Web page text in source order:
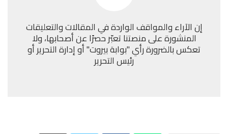
إن الآراء والمواقف الواردة في المقالات والتعليقات
المنشورة على منصتنا تعبّر حصرًا عن أصحابها، ولا
تعكس بالضرورة رأي "بوابة بيروت" أو إدارة التحرير أو
رئيس التحرير